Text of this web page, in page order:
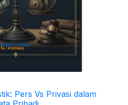
Pers Vs Privasi dalam